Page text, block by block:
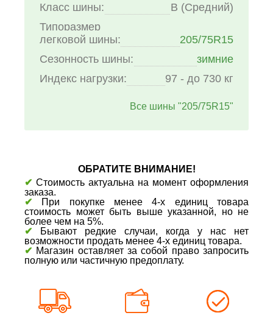
Класс шины:
B (Средний)
Типоразмер
легковой шины:
205/75R15
Сезонность шины:
зимние
Индекс нагрузки:
97 - до 730 кг
Все шины "205/75R15"
ОБРАТИТЕ ВНИМАНИЕ!
✔ Стоимость актуальна на момент оформления
заказа.
✔
При покупке менее 4-х единиц товара
стоимость может быть выше указанной, но не
более чем на 5%.
✔
Бывают редкие случаи, когда у нас нет
возможности продать менее 4-х единиц товара.
✔ Магазин оставляет за собой право запросить
полную или частичную предоплату.